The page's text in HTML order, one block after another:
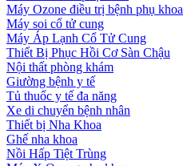
Máy Ozone điều trị bệnh phụ khoa
Máy soi cổ tử cung
Máy Áp Lạnh Cổ Tử Cung
Thiết Bị Phục Hồi Cơ Sàn Chậu
Nội thất phòng khám
Giường bệnh y tế
Tủ thuốc y tế đa năng
Xe di chuyển bệnh nhân
Thiết bị Nha Khoa
Ghế nha khoa
Nồi Hấp Tiệt Trùng